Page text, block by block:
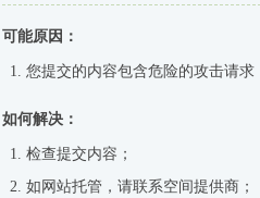
可能原因：
您提交的内容包含危险的攻击请求
如何解决：
检查提交内容；
如网站托管，请联系空间提供商；